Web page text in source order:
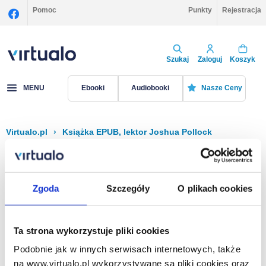
Zgoda Szczegóły O plikach cookies
Ta strona wykorzystuje pliki cookies
Podobnie jak w innych serwisach internetowych, także
na www.virtualo.pl wykorzystywane są pliki cookies oraz
Pomoc Punkty Rejestracja
Szukaj Zaloguj Koszyk
MENU Ebooki Audiobooki Nasze Ceny
Virtualo.pl › Książka EPUB, lektor Joshua Pollock
Filtruj Sortuj
Na stronie